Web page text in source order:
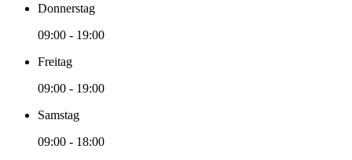
Donnerstag
09:00 - 19:00
Freitag
09:00 - 19:00
Samstag
09:00 - 18:00